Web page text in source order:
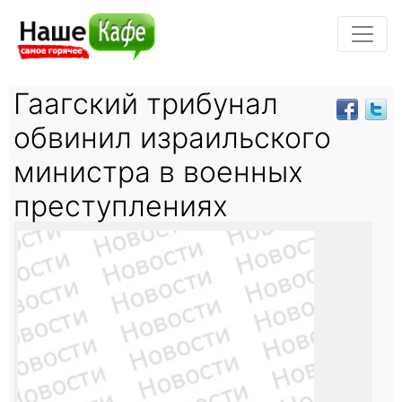
Гаагский трибунал
обвинил израильского
министра в военных
преступлениях